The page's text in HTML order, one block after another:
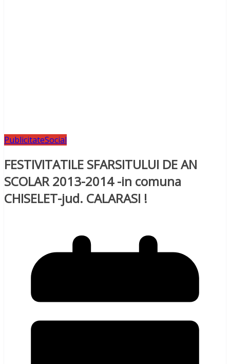
PublicitateSocial
FESTIVITATILE SFARSITULUI DE AN
SCOLAR 2013-2014 -in comuna
CHISELET-jud. CALARASI !